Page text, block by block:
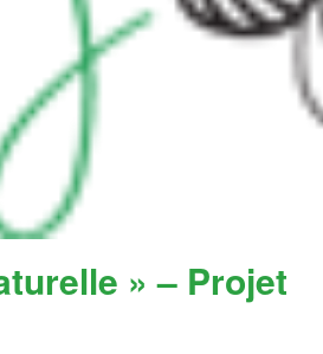
» – Projet